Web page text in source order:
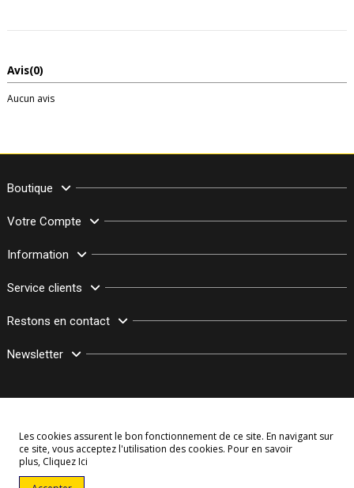
Avis(0)
Aucun avis
Boutique
Votre Compte
Information
Service clients
Restons en contact
Newsletter
© Copyright 2003–2026 Bollymarket.com - Tous Droits Réservés
Les cookies assurent le bon fonctionnement de ce site. En navigant sur
ce site, vous acceptez l'utilisation des cookies. Pour en savoir
plus, Cliquez Ici